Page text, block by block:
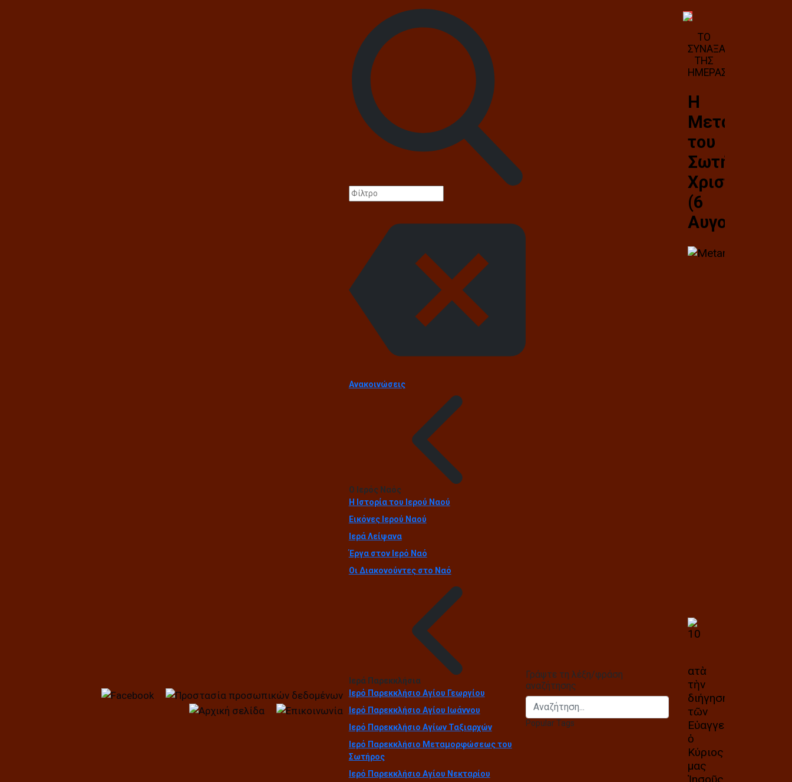
Ανακοινώσεις
Ο Ιερός Ναός
Η Ιστορία του Ιερού Ναού
Εικόνες Ιερού Ναού
Ιερά Λείψανα
Έργα στον Ιερό Ναό
Οι Διακονούντες στο Ναό
Ιερά Παρεκκλήσια
Ιερό Παρεκκλήσιο Αγίου Γεωργίου
Ιερό Παρεκκλήσιο Αγίου Ιωάννου
Ιερό Παρεκκλήσιο Αγίων Ταξιαρχών
Ιερό Παρεκκλήσιο Μεταμορφώσεως του
Σωτήρος
Ιερό Παρεκκλήσιο Αγίου Νεκταρίου
Γράψτε τη λέξη/φράση
αναζήτησης
Αναζήτηση...
Popular Tags